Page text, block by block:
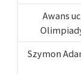
Awans
Szymon